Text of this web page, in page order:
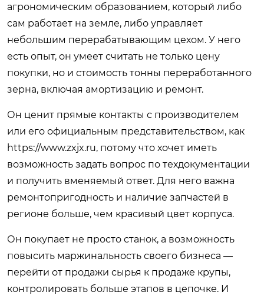
агрономическим образованием, который либо
сам работает на земле, либо управляет
небольшим перерабатывающим цехом. У него
есть опыт, он умеет считать не только цену
покупки, но и стоимость тонны переработанного
зерна, включая амортизацию и ремонт.
Он ценит прямые контакты с производителем
или его официальным представительством, как
https://www.zxjx.ru, потому что хочет иметь
возможность задать вопрос по техдокументации
и получить вменяемый ответ. Для него важна
ремонтопригодность и наличие запчастей в
регионе больше, чем красивый цвет корпуса.
Он покупает не просто станок, а возможность
повысить маржинальность своего бизнеса —
перейти от продажи сырья к продаже крупы,
контролировать больше этапов в цепочке. И